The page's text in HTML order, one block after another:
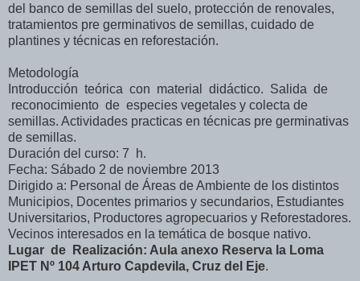
del banco de semillas del suelo, protección de renovales,
tratamientos pre germinativos de semillas, cuidado de
plantines y técnicas en reforestación.
Metodología
Introducción teórica con material didáctico. Salida de
reconocimiento de especies vegetales y colecta de
semillas. Actividades practicas en técnicas pre germinativas
de semillas.
Duración del curso: 7 h.
Fecha: Sábado 2 de noviembre 2013
Dirigido a: Personal de Áreas de Ambiente de los distintos
Municipios, Docentes primarios y secundarios, Estudiantes
Universitarios, Productores agropecuarios y Reforestadores.
Vecinos interesados en la temática de bosque nativo.
Lugar de Realización: Aula anexo Reserva la Loma
IPET Nº 104 Arturo Capdevila, Cruz del Eje.